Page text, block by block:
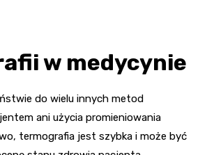
w medycynie
do wielu innych metod
ani użycia promieniowania
termografia jest szybka i może być